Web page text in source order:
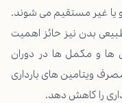
یا غیر مستقیم می شوند.
بدن نیز حائز اهمیت
ها و مکمل ها در دوران
ویتامین های بارداری
را کاهش دهد.